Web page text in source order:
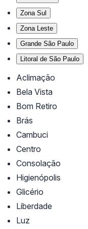
Zona Sul
Zona Leste
Grande São Paulo
Litoral de São Paulo
Aclimação
Bela Vista
Bom Retiro
Brás
Cambuci
Centro
Consolação
Higienópolis
Glicério
Liberdade
Luz